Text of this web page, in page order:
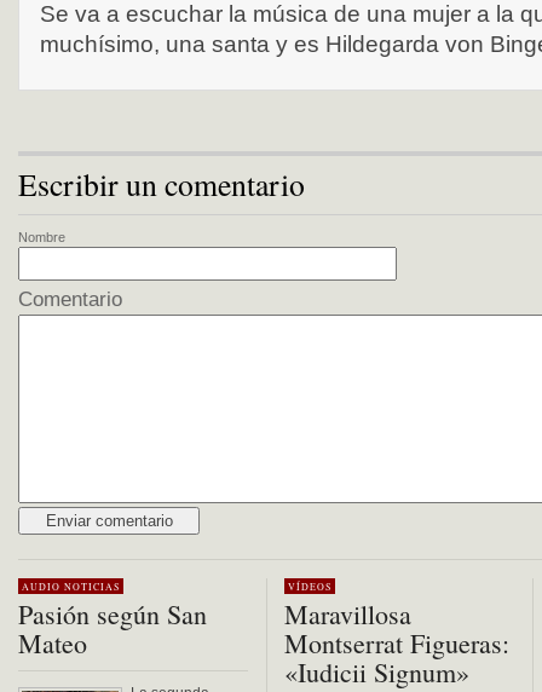
Se va a escuchar la música de una mujer a la
muchísimo, una santa y es Hildegarda von
Escribir un comentario
Nombre
Comentario
AUDIO NOTICIAS
Pasión según San
Mateo
VÍDEOS
Maravillosa
Montserrat Figueras:
«Iudicii Signum»